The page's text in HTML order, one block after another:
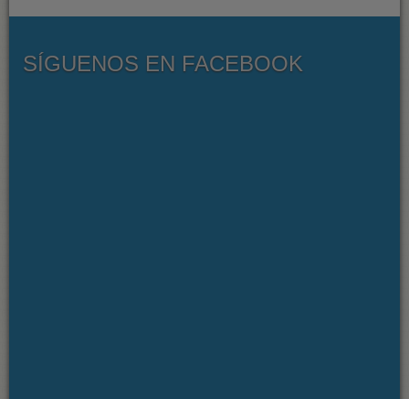
SÍGUENOS EN FACEBOOK